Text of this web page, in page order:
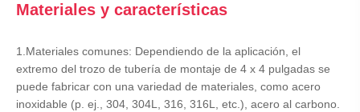
Materiales y características
1.Materiales comunes: Dependiendo de la aplicación, el
extremo del trozo de tubería de montaje de 4 x 4 pulgadas se
puede fabricar con una variedad de materiales, como acero
inoxidable (p. ej., 304, 304L, 316, 316L, etc.), acero al carbono.